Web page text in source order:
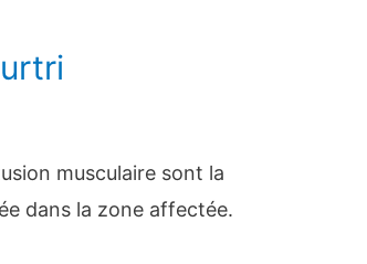
musculaire sont la
dans la zone affectée.